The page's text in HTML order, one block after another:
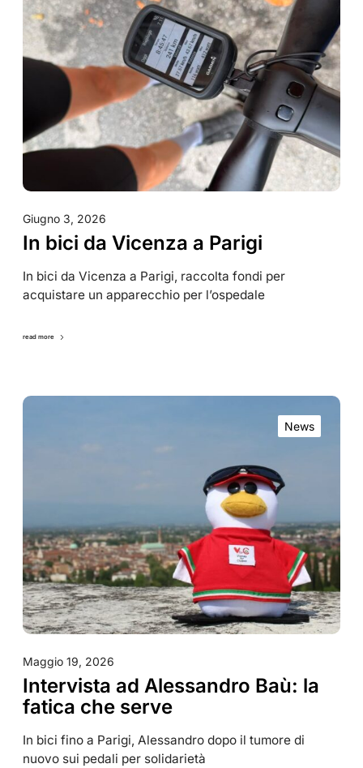
Giugno 3, 2026
In bici da Vicenza a Parigi
In bici da Vicenza a Parigi, raccolta fondi per
acquistare un apparecchio per l’ospedale
read more
News
Maggio 19, 2026
Intervista ad Alessandro Baù: la
fatica che serve
In bici fino a Parigi, Alessandro dopo il tumore di
nuovo sui pedali per solidarietà